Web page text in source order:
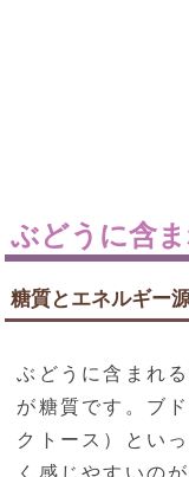
ぶどうに含
糖質とエネルギー
ぶどうに含まれ
が糖質です。ブ
クトース）とい